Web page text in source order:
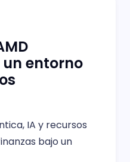
entorno
IA y recursos
bajo un